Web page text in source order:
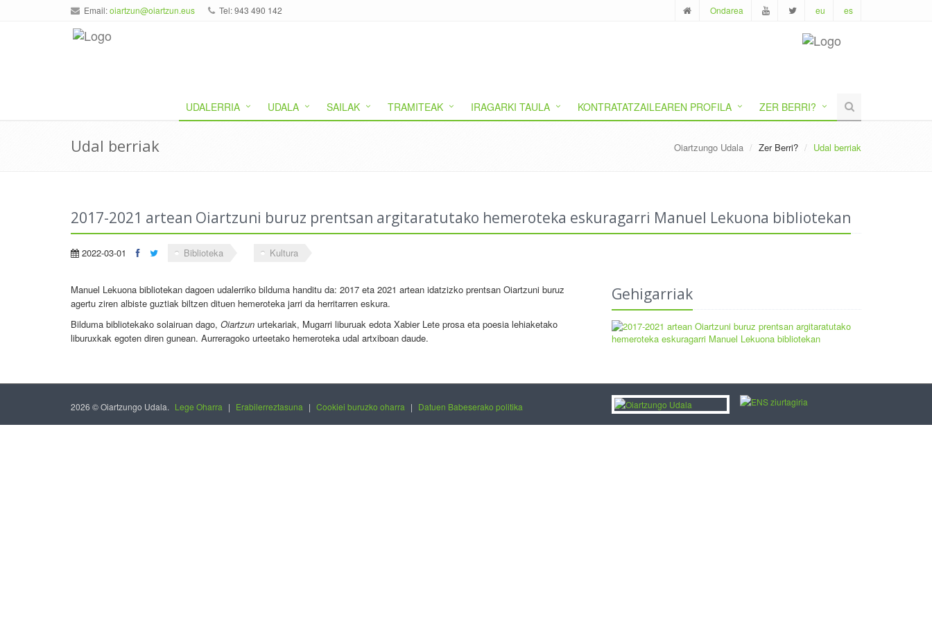
Email:oiartzun@oiartzun.eus Tel: 943 490 142 Ondarea eu es
UDALERRIA UDALA SAILAK TRAMITEAK IRAGARKI TAULA KONTRATATZAILEAREN PROFILA ZER BERRI?
Udal berriak Oiartzungo Udala Zer Berri? Udal berriak
2017-2021 artean Oiartzuni buruz prentsan argitaratutako hemeroteka eskuragarri Manuel Lekuona bibliotekan
2022-03-01 Biblioteka Kultura
Manuel Lekuona bibliotekan dagoen udalerriko bilduma handitu da: 2017 eta 2021 artean idatzizko prentsan Oiartzuni buruz
agertu ziren albiste guztiak biltzen dituen hemeroteka jarri da herritarren eskura.
Bilduma bibliotekako solairuan dago, Oiartzun urtekariak, Mugarri liburuak edota Xabier Lete prosa eta poesia lehiaketako
liburuxkak egoten diren gunean. Aurreragoko urteetako hemeroteka udal artxiboan daude.
Gehigarriak
2026 © Oiartzungo Udala. Lege Oharra | Erabilerreztasuna | Cookiei buruzko oharra | Datuen Babeserako politika